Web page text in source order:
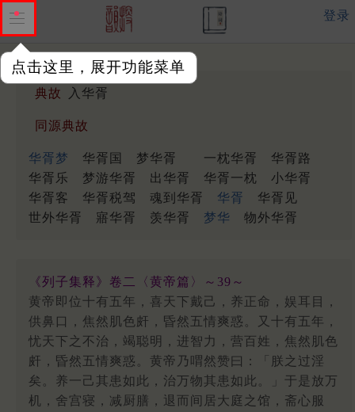
点击这里，展开功能菜单
登录
典故 入华胥
同源典故
华胥梦 华胥国 梦华胥 一枕华胥
华胥路
华胥乐
梦游华胥 出华胥 华胥一枕
小华胥
华胥客
华胥税驾 魂到华胥 华胥
华胥见
世外华胥
寤华胥 羡华胥 梦华 物外华胥
《列子集释》卷二〈黄帝篇〉～39～
黄帝即位十有五年，喜天下戴己，养正命，娱耳目，
供鼻口，焦然肌色皯，昏然五情爽惑。又十有五年，
忧天下之不治，竭聪明，进智力，营百姓，焦然肌色
皯，昏然五情爽惑。黄帝乃喟然赞曰：「朕之过淫
矣。养一己其患如此，治万物其患如此。」于是放万
机，舍宫寝，减厨膳，退而间居大庭之馆，斋心服